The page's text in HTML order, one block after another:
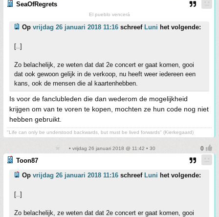
SeaOfRegrets
El pueblo vencerá
Op vrijdag 26 januari 2018 11:16 schreef Luni het volgende:
[..]
Zo belachelijk, ze weten dat dat 2e concert er gaat komen, gooi
dat ook gewoon gelijk in de verkoop, nu heeft weer iedereen een
kans, ook de mensen die al kaartenhebben.
Is voor de fanclubleden die dan wederom de mogelijkheid
krijgen om van te voren te kopen, mochten ze hun code nog niet
hebben gebruikt.
"Life can only be understood backwards, but must be lived forwards" (Kierkegaard)
• vrijdag 26 januari 2018 @ 11:42 • 30
Toon87
Op vrijdag 26 januari 2018 11:16 schreef Luni het volgende:
[..]
Zo belachelijk, ze weten dat dat 2e concert er gaat komen, gooi